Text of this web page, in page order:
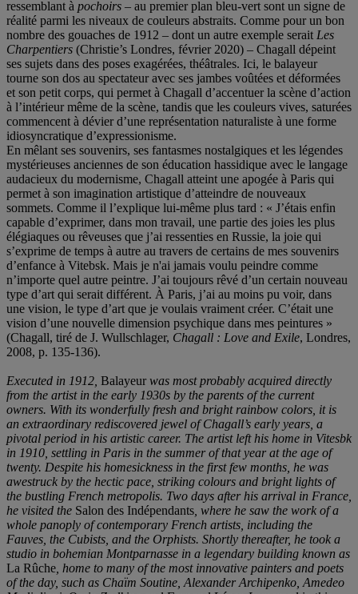
ressemblant à pochoirs – au premier plan bleu-vert sont un signe de
réalité parmi les niveaux de couleurs abstraits. Comme pour un bon
nombre des gouaches de 1912 – dont un autre exemple serait Les
Charpentiers (Christie’s Londres, février 2020) – Chagall dépeint
ses sujets dans des poses exagérées, théâtrales. Ici, le balayeur
tourne son dos au spectateur avec ses jambes voûtées et déformées
et son petit corps, qui permet à Chagall d’accentuer la scène d’action
à l’intérieur même de la scène, tandis que les couleurs vives, saturées
commencent à dévier d’une représentation naturaliste à une forme
idiosyncratique d’expressionisme.
En mêlant ses souvenirs, ses fantasmes nostalgiques et les légendes
mystérieuses anciennes de son éducation hassidique avec le langage
audacieux du modernisme, Chagall atteint une apogée à Paris qui
permet à son imagination artistique d’atteindre de nouveaux
sommets. Comme il l’explique lui-même plus tard : « J’étais enfin
capable d’exprimer, dans mon travail, une partie des joies les plus
élégiaques ou rêveuses que j’ai ressenties en Russie, la joie qui
s’exprime de temps à autre au travers de certains de mes souvenirs
d’enfance à Vitebsk. Mais je n'ai jamais voulu peindre comme
n’importe quel autre peintre. J’ai toujours rêvé d’un certain nouveau
type d’art qui serait différent. À Paris, j’ai au moins pu voir, dans
une vision, le type d’art que je voulais vraiment créer. C’était une
vision d’une nouvelle dimension psychique dans mes peintures »
(Chagall, tiré de J. Wullschlager, Chagall : Love and Exile, Londres,
2008, p. 135-136).
Executed in 1912 Balayeurwas most probably acquired directly
from the artist in the early 1930s by the parents of the current
owners. With its wonderfully fresh and bright rainbow colors, it is
an extraordinary rediscovered jewel of Chagall’s early years, a
pivotal period in his artistic career. The artist left his home in Vitesbk
in 1910, settling in Paris in the summer of that year at the age of
twenty. Despite his homesickness in the first few months, he was
awestruck by the hectic pace, striking colours and bright lights of
the bustling French metropolis. Two days after his arrival in France,
he visited the Salon des Indépendants , where he saw the work of a
whole panoply of contemporary French artists, including the
Fauves, the Cubists, and the Orphists. Shortly thereafter, he took a
studio in bohemian Montparnasse in a legendary building known as
La Rûche , home to many of the most innovative painters and poets
of the day, such as Chaïm Soutine, Alexander Archipenko, Amedeo